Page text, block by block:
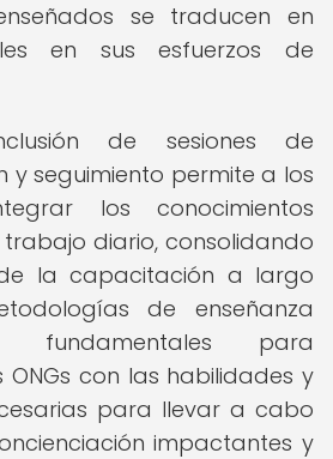
se traducen en
en sus esfuerzos de
de sesiones de
y seguimiento permite a los
los conocimientos
diario, consolidando
la capacitación a largo
de enseñanza
fundamentales para
con las habilidades y
para llevar a cabo
impactantes y